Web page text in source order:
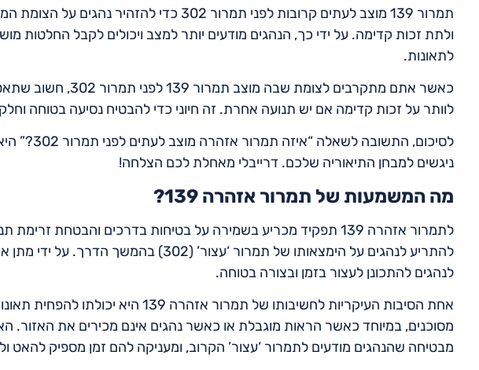
תמרור 139 מוצב לעתים קרובות לפני תמרור 302 כדי
ולתת זכות קדימה. על ידי כך, הנהגים מודעים יותר למצב ויכולים לקבל החלטות
לתאונות.
כאשר אתם מתקרבים לצומת
לוותר על זכות קדימה אם יש תנועה אחרת. זה חיוני כדי להבטיח נסיעה בטוחה
ניגשים למבחן התיאוריה שלכם. דרייבלי מאחלת לכם הצלחה!
מה המשמעות של תמרור אזהרה 139?
לתמרור אזהרה 139 תפקיד מכריע בשמירה על בטיחות בדרכים והבטחת
לנהגים להתכונן לעצור בזמן ובצורה בטוחה.
אחת הסיבות העיקריות לחשיבותו של תמרור
מבטיחה שהנהגים מודעים לתמרור ‘עצור’ הקרוב, ומעניקה להם זמן מספיק להאט